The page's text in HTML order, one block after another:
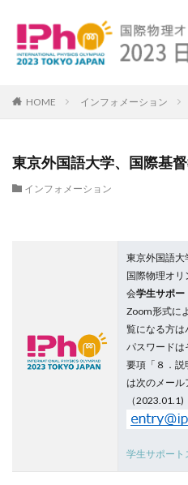
HOME インフォメーション
東京外国語大学、国際基
インフォメーション
東京外国語大
国際物理オ
会学生サポー
Zoom形式に
覧になる方は
パスワードは
要項「８．説
は次のメール
（2023.01.1)
学生サポート
検索